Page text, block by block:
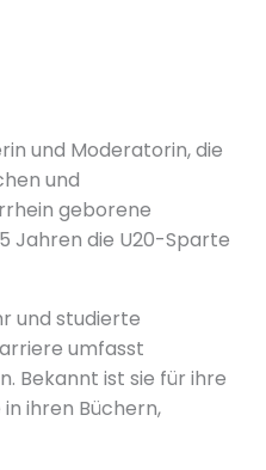
und Moderatorin, die
und
geborene
Jahren die U20-Sparte
und studierte
umfasst
Bekannt ist sie für ihre
ihren Büchern,